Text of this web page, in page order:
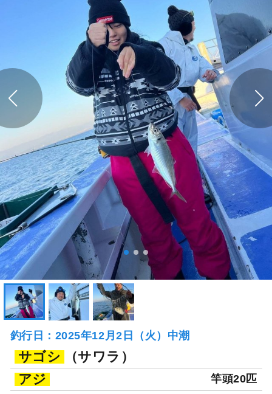
釣行日：2025年12月2日（火）中潮
サゴシ
（サワラ）
アジ
竿頭20匹